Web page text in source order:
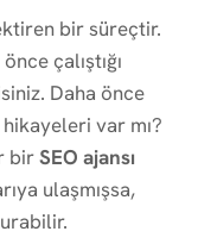
bir süreçtir.
çalıştığı
Daha önce
var mı?
birSEO ajansı
ulaşmışsa,